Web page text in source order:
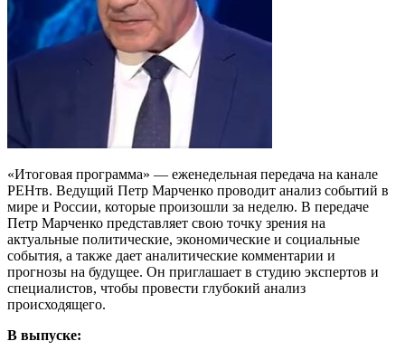
«Итоговая программа» — еженедельная передача на канале
РЕНтв. Ведущий Петр Марченко проводит анализ событий в
мире и России, которые произошли за неделю. В передаче
Петр Марченко представляет свою точку зрения на
актуальные политические, экономические и социальные
события, а также дает аналитические комментарии и
прогнозы на будущее. Он приглашает в студию экспертов и
специалистов, чтобы провести глубокий анализ
происходящего.
В выпуске: